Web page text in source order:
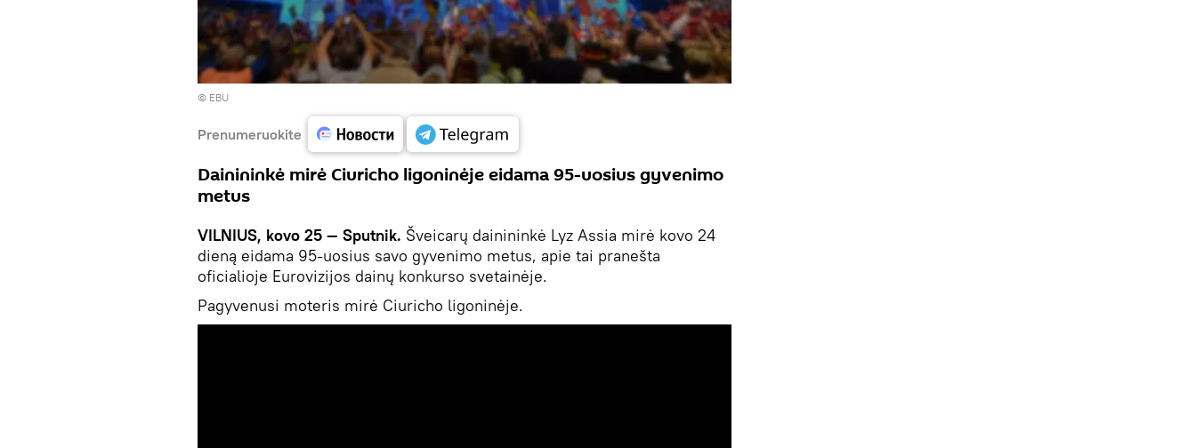
© EBU
Prenumeruokite
Dainininkė mirė Ciuricho ligoninėje eidama 95-uosius gyvenimo
metus
VILNIUS, kovo 25 — Sputnik. Šveicarų dainininkė Lyz Assia mirė kovo 24
dieną eidama 95-uosius savo gyvenimo metus, apie tai pranešta
oficialioje Eurovizijos dainų konkurso svetainėje.
Pagyvenusi moteris mirė Ciuricho ligoninėje.